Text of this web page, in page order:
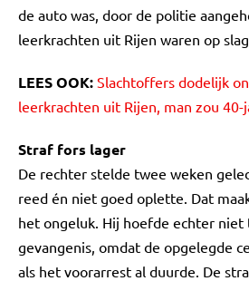
de auto was, door de politie
leerkrachten uit Rijen waren op
LEES OOK: Slachtoffers dodelijk
leerkrachten uit Rijen, man zou
Straf fors lager
De rechter stelde twee weken
reed én niet goed oplette. Dat
het ongeluk. Hij hoefde echter niet
gevangenis, omdat de opgelegde
als het voorarrest al duurde. De